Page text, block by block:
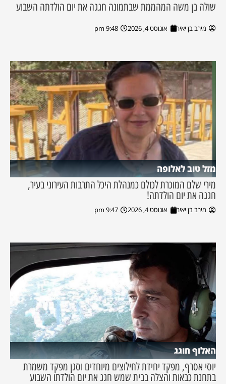
שולה בן משה המהממת שבתמונה חגגה את יום הולדתה השבוע
מירב בן יאיר אוגוסט 4, 2026 9:48 pm
מזל טוב לאלופה
מירי שלם המוכרת לכולם כמנהלת היכל התרבות העירוני בעיר,
חגגה את יום הולדתה!
מירב בן יאיר אוגוסט 4, 2026 9:47 pm
האלוף חוגג
יוסי אסרף, מפקד יחידת לחילוצים מיוחדים וסגן מפקד משמרת
בתחנת כבאות והצלה בבית שמש חגג את יום הולדתו השבוע